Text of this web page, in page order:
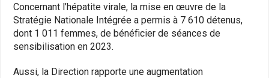
Concernant l’hépatite virale, la mise en œuvre de la
Stratégie Nationale Intégrée a permis à 7 610 détenus,
dont 1 011 femmes, de bénéficier de séances de
sensibilisation en 2023.
Aussi, la Direction rapporte une augmentation